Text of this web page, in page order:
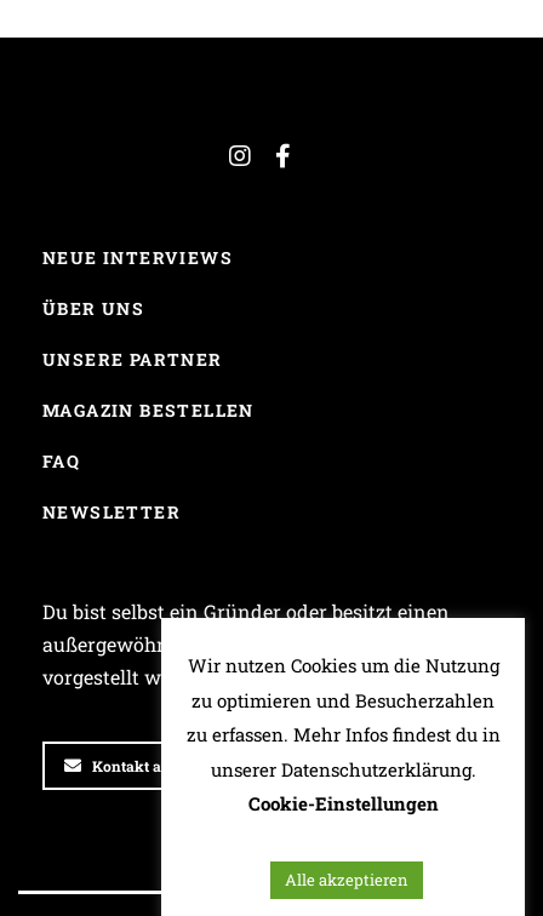
NEUE INTERVIEWS
ÜBER UNS
UNSERE PARTNER
MAGAZIN BESTELLEN
FAQ
NEWSLETTER
Du bist selbst ein Gründer oder besitzt einen
außergewöhnlichen Laden und möchtest bei uns
vorgestellt werden? Dann schreib uns!
Kontakt aufnehmen
Wir nutzen Cookies um die Nutzung
zu optimieren und Besucherzahlen
zu erfassen. Mehr Infos findest du in
unserer Datenschutzerklärung.
Cookie-Einstellungen
Alle akzeptieren